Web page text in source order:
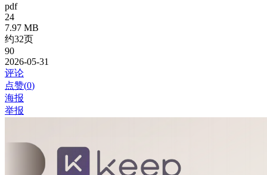
pdf
24
7.97 MB
约32页
90
2026-05-31
评论
点赞(0)
海报
举报